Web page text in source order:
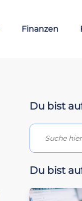
Finanzen
Du bist
Du bist